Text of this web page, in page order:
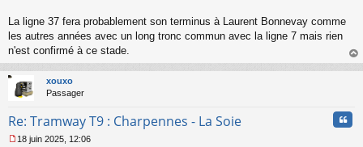
n
u
La ligne 37 fera probablement son terminus à Laurent Bonnevay comme
les autres années avec un long tronc commun avec la ligne 7 mais rien
n'est confirmé à ce stade.
au
xouxo
Passager
Re: Tramway T9 : Charpennes - La Soie
18 juin 2025, 12:06